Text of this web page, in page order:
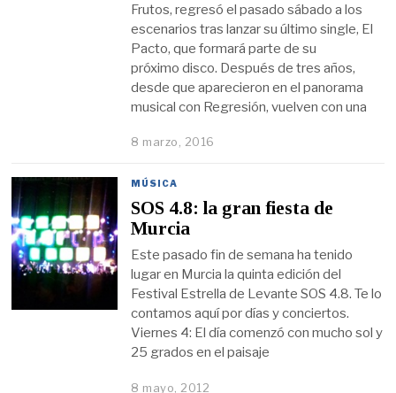
Frutos, regresó el pasado sábado a los
escenarios tras lanzar su último single, El
Pacto, que formará parte de su
próximo disco. Después de tres años,
desde que aparecieron en el panorama
musical con Regresión, vuelven con una
8 marzo, 2016
MÚSICA
SOS 4.8: la gran fiesta de
Murcia
Este pasado fin de semana ha tenido
lugar en Murcia la quinta edición del
Festival Estrella de Levante SOS 4.8. Te lo
contamos aquí por días y conciertos.
Viernes 4: El día comenzó con mucho sol y
25 grados en el paisaje
8 mayo, 2012